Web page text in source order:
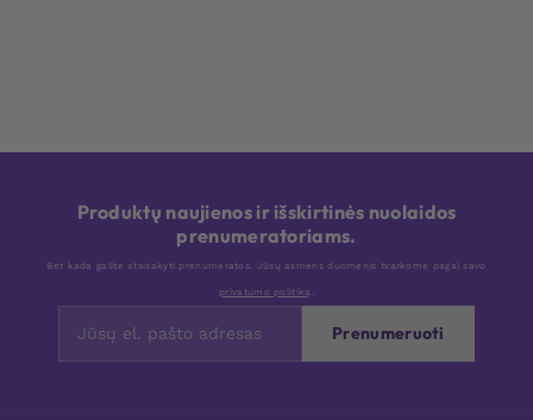
Produktų naujienos ir išskirtinės nuolaidos
prenumeratoriams.
Bet kada galite atsisakyti prenumeratos. Jūsų asmens duomenis tvarkome pagal savo
privatumo politiką .
Prenumeruoti